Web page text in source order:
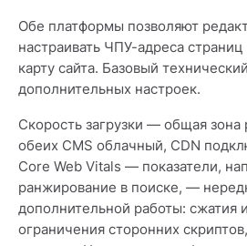
Обе платформы позволяют
настраивать ЧПУ-адреса
карту сайта. Базовый
дополнительных настроек.
Скорость загрузки — общая зона
обеих CMS облачный, CDN
Core Web Vitals — показатели,
ранжирование в поиске, —
дополнительной работы: сжатия
ограничения сторонних